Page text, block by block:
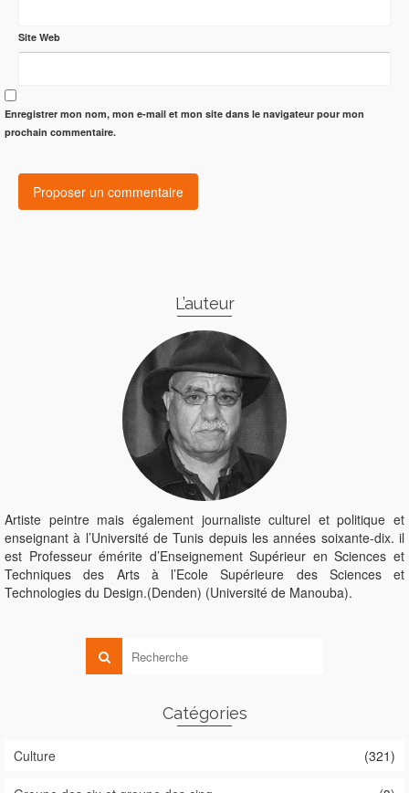
Site Web
Enregistrer mon nom, mon e-mail et mon site dans le navigateur pour mon
prochain commentaire.
L’auteur
Artiste peintre mais également journaliste culturel et politique et
enseignant à l’Université de Tunis depuis les années soixante-dix. il
est Professeur émérite d’Enseignement Supérieur en Sciences et
Techniques des Arts à l’Ecole Supérieure des Sciences et
Technologies du Design.(Denden) (Université de Manouba).
Catégories
Culture (321)